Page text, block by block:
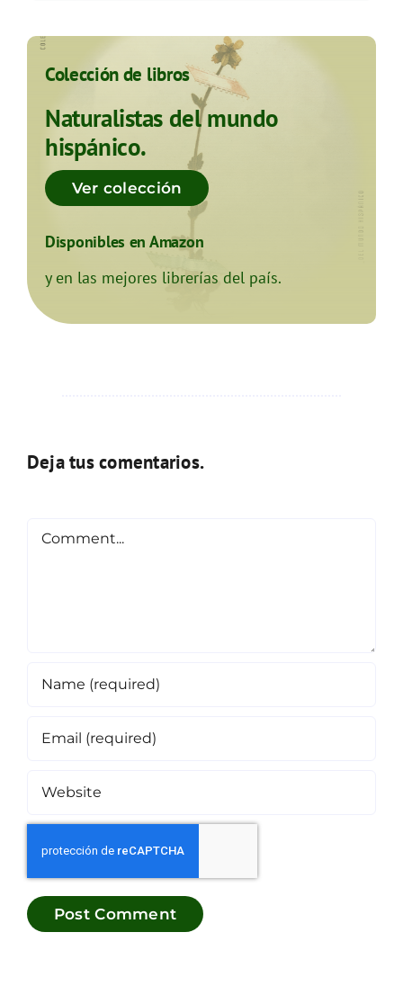
Colección de libros
Naturalistas del mundo
hispánico.
Ver colección
Disponibles en Amazon
y en las mejores librerías del país.
Deja tus comentarios.
Comment